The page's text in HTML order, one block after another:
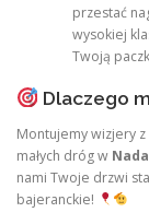
przestać
wysokiej
Twoją
Dlaczego
Montujemy wizjery z
małych dróg w
nami Twoje drzwi
bajeranckie!